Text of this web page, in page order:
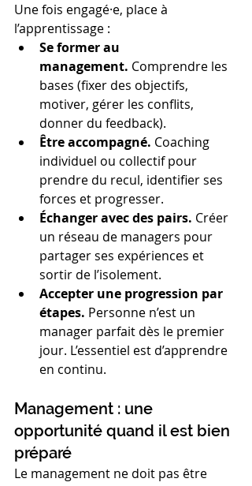
Une fois engagé·e, place à
l’apprentissage :
Se former au
management. Comprendre les
bases (fixer des objectifs,
motiver, gérer les conflits,
donner du feedback).
Être accompagné. Coaching
individuel ou collectif pour
prendre du recul, identifier ses
forces et progresser.
Échanger avec des pairs. Créer
un réseau de managers pour
partager ses expériences et
sortir de l’isolement.
Accepter une progression par
étapes. Personne n’est un
manager parfait dès le premier
jour. L’essentiel est d’apprendre
en continu.
Management : une
opportunité quand il est bien
préparé
Le management ne doit pas être